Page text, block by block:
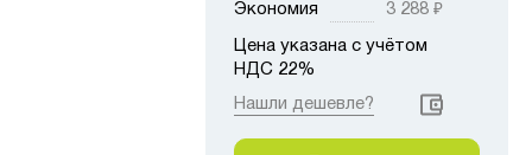
Экономия 3 288 ₽
Цена указана с учётом
НДС 22%
Нашли дешевле?